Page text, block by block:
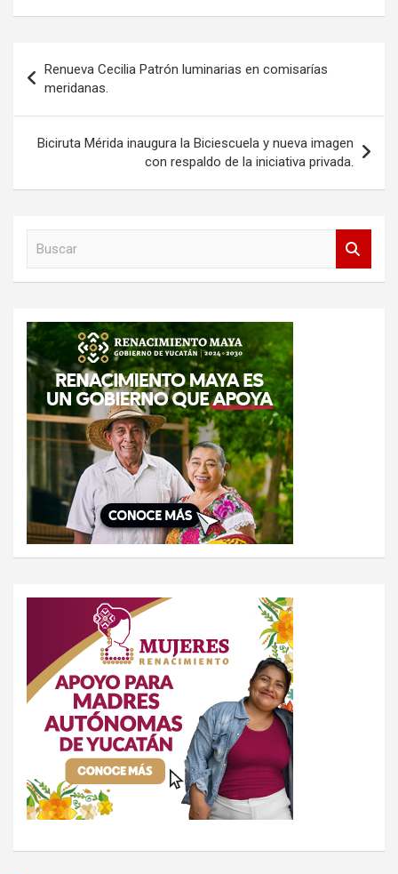
de
entradas
Renueva Cecilia Patrón luminarias en comisarías
meridanas.
Biciruta Mérida inaugura la Biciescuela y nueva imagen
con respaldo de la iniciativa privada.
r